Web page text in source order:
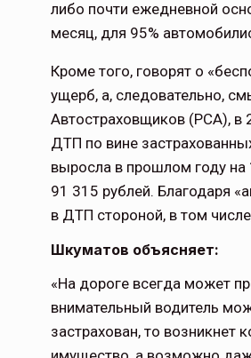
либо почти ежедневной
месяц, для 95%
Кроме того, говорят о
ущерб, а, следовательно,
Автостраховщиков (РСА),
ДТП по вине
выросла в прошлом году на
91 315 рублей. Благодаря
в ДТП стороной, в том
Шкуматов объясняет:
«На дороге всегда может
внимательный водитель
застрахован, то возникнет